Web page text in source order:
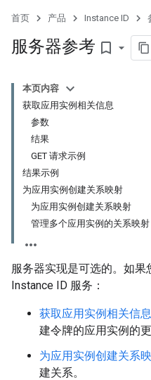
首页 产品 Instance ID
服务器参考 bookmark_border
本页内容
获取应用实例相关信息
参数
结果
GET 请求示例
结果示例
为应用实例创建关系映射
为应用实例创建关系映射
管理多个应用实例的关系映射
服务器实现是可选的。如
Instance ID 服务：
获取应用实例相关信息
建令牌的应用实例的更
为应用实例创建关系
建关系。